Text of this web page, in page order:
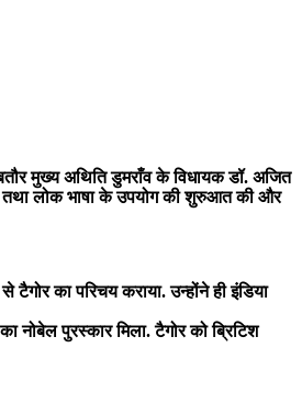
मुख्य अथिति डुमराँव के विधायक डॉ. अजित
तथा लोक भाषा के उपयोग की शुरुआत की और
का परिचय कराया. उन्होंने ही इंडिया
पुरस्कार मिला. टैगोर को ब्रिटिश